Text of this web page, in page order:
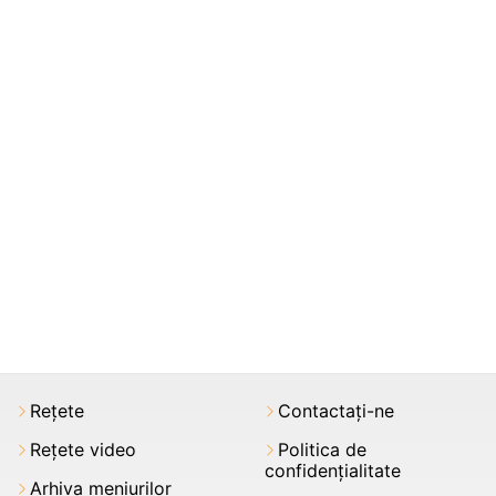
Rețete
Rețete video
Arhiva meniurilor
Contactați-ne
Politica de
confidențialitate